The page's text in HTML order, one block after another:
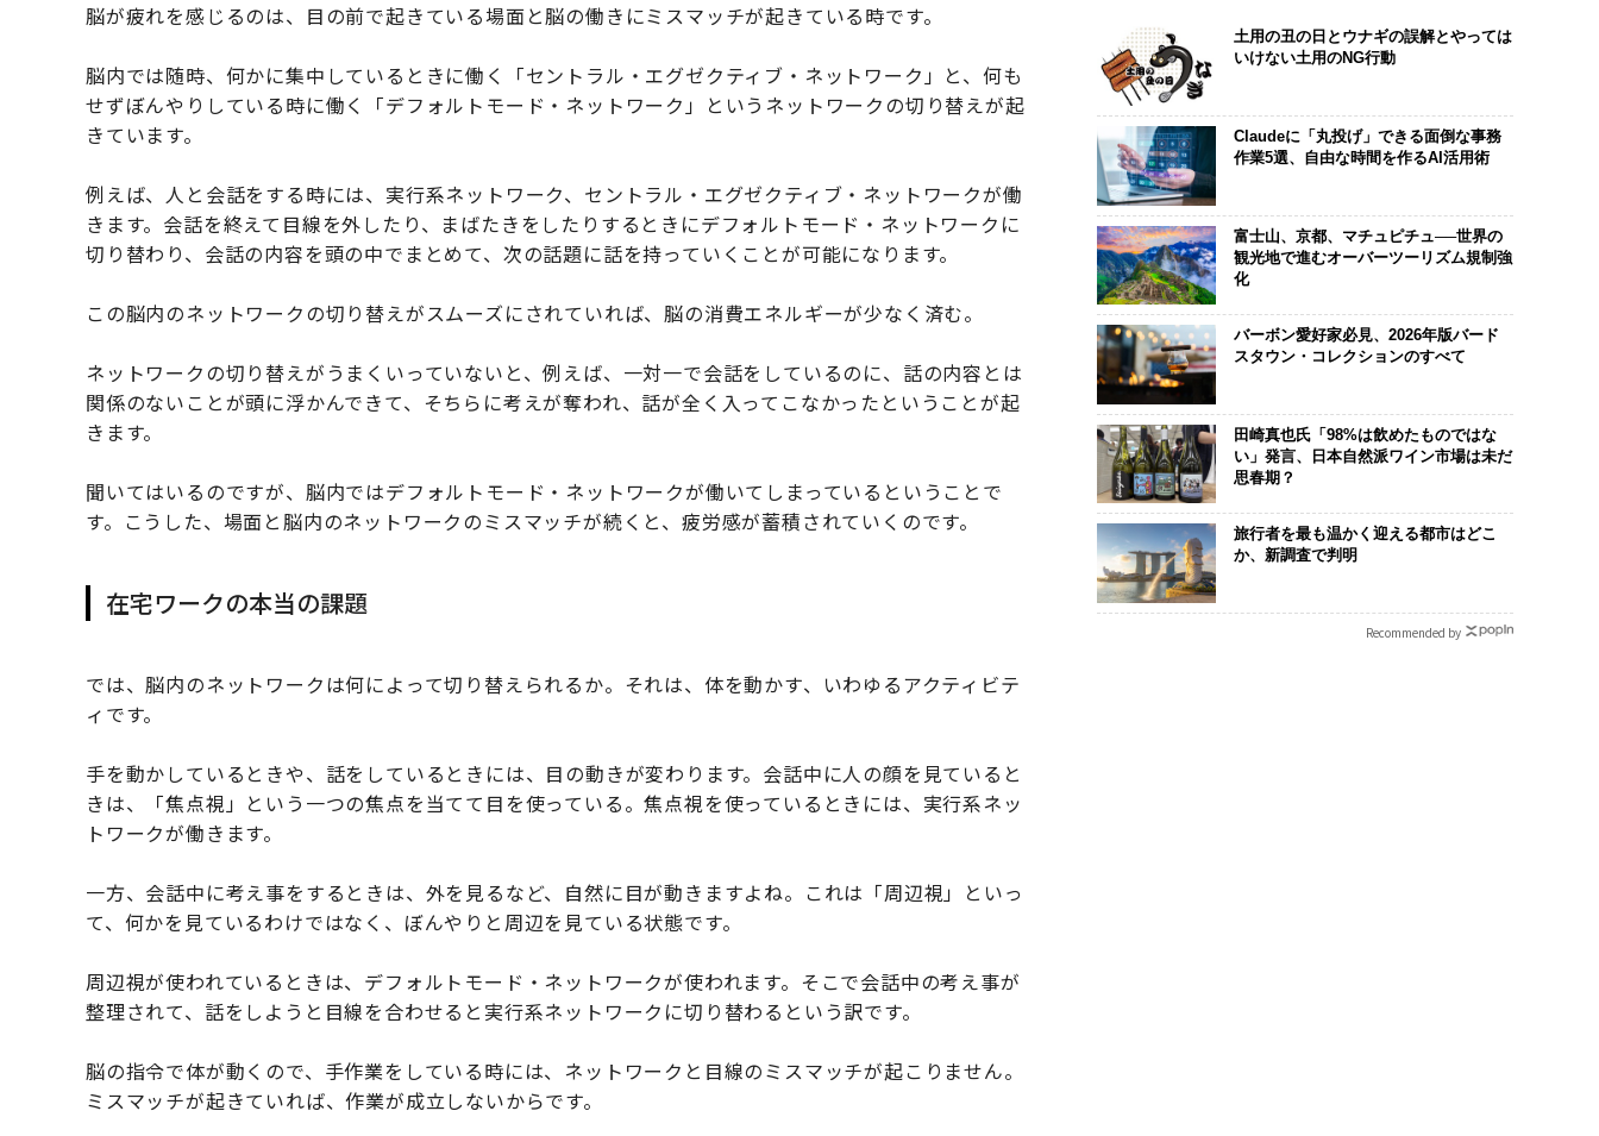
脳が疲れを感じるのは、目の前で起きている場面と脳の働きにミスマッチが起きている時です。
脳内では随時、何かに集中しているときに働く「セントラル・エグゼクティブ・ネットワーク」と、何も
せずぼんやりしている時に働く「デフォルトモード・ネットワーク」というネットワークの切り替えが起
きています。
例えば、人と会話をする時には、実行系ネットワーク、セントラル・エグゼクティブ・ネットワークが働
きます。会話を終えて目線を外したり、まばたきをしたりするときにデフォルトモード・ネットワークに
切り替わり、会話の内容を頭の中でまとめて、次の話題に話を持っていくことが可能になります。
この脳内のネットワークの切り替えがスムーズにされていれば、脳の消費エネルギーが少なく済む。
ネットワークの切り替えがうまくいっていないと、例えば、一対一で会話をしているのに、話の内容とは
関係のないことが頭に浮かんできて、そちらに考えが奪われ、話が全く入ってこなかったということが起
きます。
聞いてはいるのですが、脳内ではデフォルトモード・ネットワークが働いてしまっているということで
す。こうした、場面と脳内のネットワークのミスマッチが続くと、疲労感が蓄積されていくのです。
在宅ワークの本当の課題
では、脳内のネットワークは何によって切り替えられるか。それは、体を動かす、いわゆるアクティビテ
ィです。
手を動かしているときや、話をしているときには、目の動きが変わります。会話中に人の顔を見ていると
きは、「焦点視」という一つの焦点を当てて目を使っている。焦点視を使っているときには、実行系ネッ
トワークが働きます。
一方、会話中に考え事をするときは、外を見るなど、自然に目が動きますよね。これは「周辺視」といっ
て、何かを見ているわけではなく、ぼんやりと周辺を見ている状態です。
周辺視が使われているときは、デフォルトモード・ネットワークが使われます。そこで会話中の考え事が
整理されて、話をしようと目線を合わせると実行系ネットワークに切り替わるという訳です。
脳の指令で体が動くので、手作業をしている時には、ネットワークと目線のミスマッチが起こりません。
ミスマッチが起きていれば、作業が成立しないからです。
土用の丑の日とウナギの誤解とやっては
いけない土用のNG行動
Claudeに「丸投げ」できる面倒な事務
作業5選、自由な時間を作るAI活用術
富士山、京都、マチュピチュ──世界の
観光地で進むオーバーツーリズム規制強
化
バーボン愛好家必見、2026年版バード
スタウン・コレクションのすべて
田崎真也氏「98%は飲めたものではな
い」発言、日本自然派ワイン市場は未だ
思春期？
旅行者を最も温かく迎える都市はどこ
か、新調査で判明
Recommended by